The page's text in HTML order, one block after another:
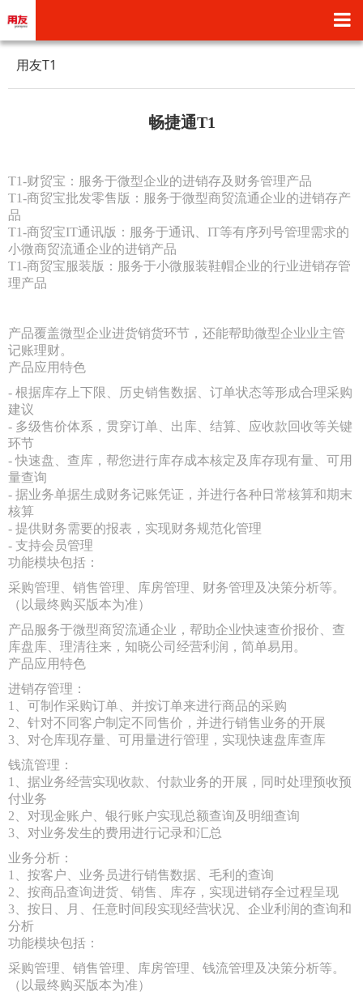
用友T1
畅捷通T1
T1-财贸宝：服务于微型企业的进销存及财务管理产品
T1-商贸宝批发零售版：服务于微型商贸流通企业的进销存产
品
T1-商贸宝IT通讯版：服务于通讯、IT等有序列号管理需求的
小微商贸流通企业的进销产品
T1-商贸宝服装版：服务于小微服装鞋帽企业的行业进销存管
理产品
产品覆盖微型企业进货销货环节，还能帮助微型企业业主管
记账理财。
产品应用特色
- 根据库存上下限、历史销售数据、订单状态等形成合理采购
建议
- 多级售价体系，贯穿订单、出库、结算、应收款回收等关键
环节
- 快速盘、查库，帮您进行库存成本核定及库存现有量、可用
量查询
- 据业务单据生成财务记账凭证，并进行各种日常核算和期末
核算
- 提供财务需要的报表，实现财务规范化管理
- 支持会员管理
功能模块包括：
采购管理、销售管理、库房管理、财务管理及决策分析等。
（以最终购买版本为准）
产品服务于微型商贸流通企业，帮助企业快速查价报价、查
库盘库、理清往来，知晓公司经营利润，简单易用。
产品应用特色
进销存管理：
1、可制作采购订单、并按订单来进行商品的采购
2、针对不同客户制定不同售价，并进行销售业务的开展
3、对仓库现存量、可用量进行管理，实现快速盘库查库
钱流管理：
1、据业务经营实现收款、付款业务的开展，同时处理预收预
付业务
2、对现金账户、银行账户实现总额查询及明细查询
3、对业务发生的费用进行记录和汇总
业务分析：
1、按客户、业务员进行销售数据、毛利的查询
2、按商品查询进货、销售、库存，实现进销存全过程呈现
3、按日、月、任意时间段实现经营状况、企业利润的查询和
分析
功能模块包括：
采购管理、销售管理、库房管理、钱流管理及决策分析等。
（以最终购买版本为准）